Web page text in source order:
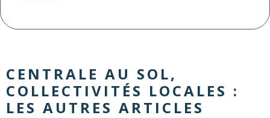
CENTRALE AU SOL,
COLLECTIVITÉS LOCALES :
LES AUTRES ARTICLES